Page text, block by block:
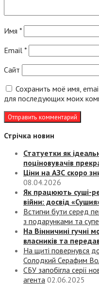
Имя *
Email *
Сайт
Сохранить моё имя,
для последующих моих
Стрічка новин
Статуетки як
поціновувачів
Ціни на АЗС скоро
08.04.2026
Як працюють суші-
війни: досвід
Встигни бути серед
з подарунками та
На Вінничині гучні
власників та
На щиті повернувся
Солодкий Серафим
СБУ запобігла серії
агента 02.06.2025